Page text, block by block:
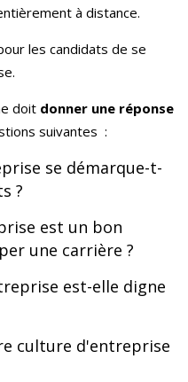
à distance.
les candidats de se
doit donner une réponse
suivantes :
se démarque-t-
?
est un bon
une carrière ?
est-elle digne
culture d'entreprise